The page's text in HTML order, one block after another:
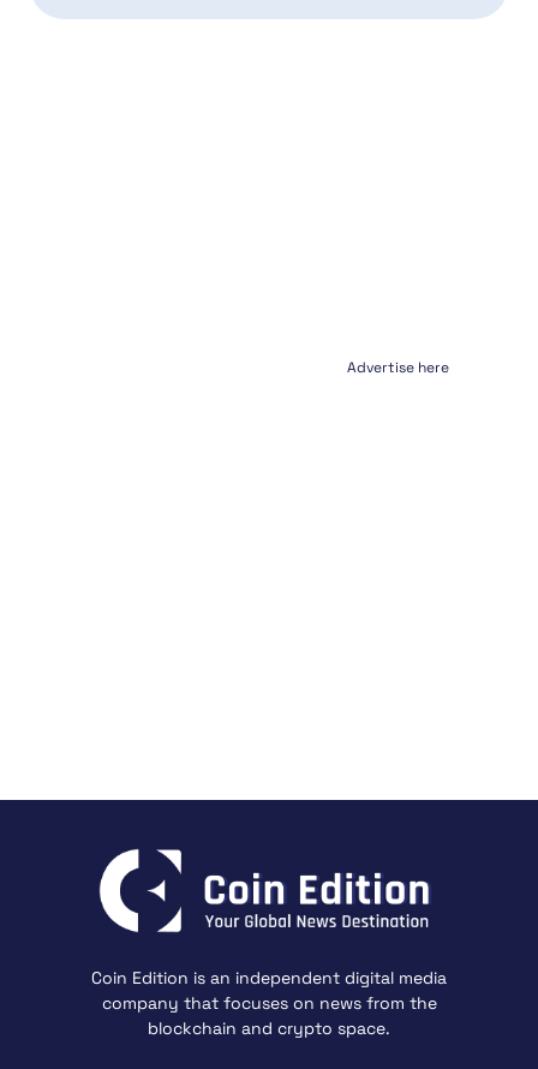
Advertise here
Coin Edition is an independent digital media
company that focuses on news from the
blockchain and crypto space.